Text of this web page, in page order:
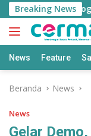
Langsung
ke
konten
Breaking News
dari Program
News Feature
Beranda News
News
Gelar